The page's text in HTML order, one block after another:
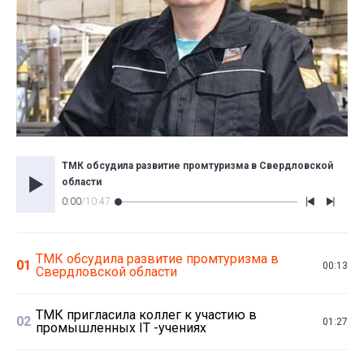
ТМК обсудила развитие промтуризма в Свердловской
области
0:00/10:47
01 ТМК обсудила развитие промтуризма в
Свердловской области
00:13
02 ТМК пригласила коллег к участию в
промышленных IT -учениях
01:27